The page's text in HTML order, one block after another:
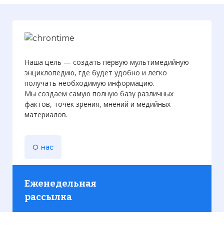
Наша цель — создать первую мультимедийную
энциклопедию, где будет удобно и легко
получать необходимую информацию.
Мы создаем самую полную базу различных
фактов, точек зрения, мнений и медийных
материалов.
О нас
Еженедельная
рассылка